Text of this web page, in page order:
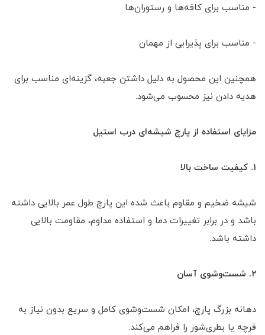
- مناسب برای کافه‌ها و رستوران‌ها
- مناسب برای پذیرایی از مهمان
همچنین این محصول به دلیل داشتن جعبه، گزینه‌ای مناسب برای
هدیه دادن نیز محسوب می‌شود.
مزایای استفاده از پارچ شیشه‌ای درب استیل
۱. کیفیت ساخت بالا
شیشه ضخیم و مقاوم باعث شده این پارچ طول عمر بالایی داشته
باشد و در برابر تغییرات دما و استفاده مداوم، مقاومت بالایی
داشته باشد.
۲. شست‌وشوی آسان
دهانه بزرگ پارچ، امکان شست‌وشوی کامل و سریع بدون نیاز به
فرچه یا بطری‌شور را فراهم می‌کند.